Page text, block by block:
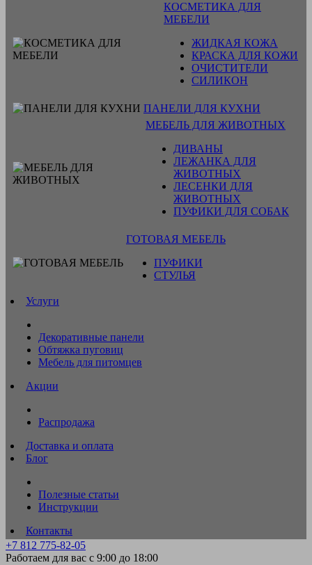
КОСМЕТИКА ДЛЯ
МЕБЕЛИ
ЖИДКАЯ КОЖА
КРАСКА ДЛЯ КОЖИ
ОЧИСТИТЕЛИ
СИЛИКОН
ПАНЕЛИ ДЛЯ КУХНИ
МЕБЕЛЬ ДЛЯ ЖИВОТНЫХ
ДИВАНЫ
ЛЕЖАНКА ДЛЯ
ЖИВОТНЫХ
ЛЕСЕНКИ ДЛЯ
ЖИВОТНЫХ
ПУФИКИ ДЛЯ СОБАК
ГОТОВАЯ МЕБЕЛЬ
ПУФИКИ
СТУЛЬЯ
Услуги
Декоративные панели
Обтяжка пуговиц
Мебель для питомцев
Акции
Распродажа
Доставка и оплата
Блог
Полезные статьи
Инструкции
Контакты
+7 812 775-82-05
Работаем для вас с 9:00 до 18:00